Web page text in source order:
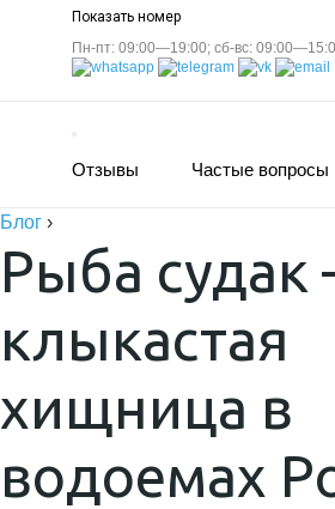
Показать номер
Пн-пт: 09:00—19:00; сб-вс:
Отзывы Частые вопросы
Блог ›
Рыба судак
клыкастая
хищница в
водоемах